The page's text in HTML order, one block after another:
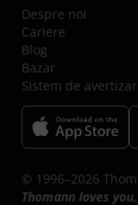
Despre noi
Cariere
Blog
Bazar
Sistem de
© 1996–2026
Thomann loves